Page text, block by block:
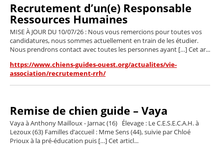
Recrutement d’un(e) Responsable
Ressources Humaines
MISE À JOUR DU 10/07/26 : Nous vous remercions pour toutes vos
candidatures, nous sommes actuellement en train de les étudier.
Nous prendrons contact avec toutes les personnes ayant […] Cet ar...
https://www.chiens-guides-ouest.org/actualites/vie-
association/recrutement-rrh/
Remise de chien guide – Vaya
Vaya à Anthony Mailloux - Jarnac (16) Élevage : Le C.E.S.E.C.A.H. à
Lezoux (63) Familles d’accueil : Mme Sens (44), suivie par Chloé
Prioux à la pré-éducation puis […] Cet articl...